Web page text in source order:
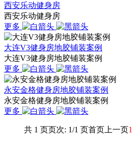
西安乐动健身房
西安乐动健身房
更多
大连V3健身房地胶铺装案例
大连V3健身房地胶铺装案例
更多
永安金格健身房地胶铺装案例
永安金格健身房地胶铺装案例
更多
共 1 页页次: 1/1 页首页 上一页1